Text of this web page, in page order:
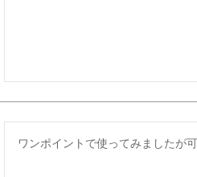
ワンポイントで使ってみましたが